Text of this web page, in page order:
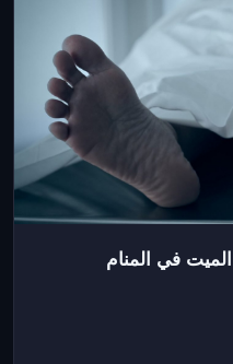
في المنام